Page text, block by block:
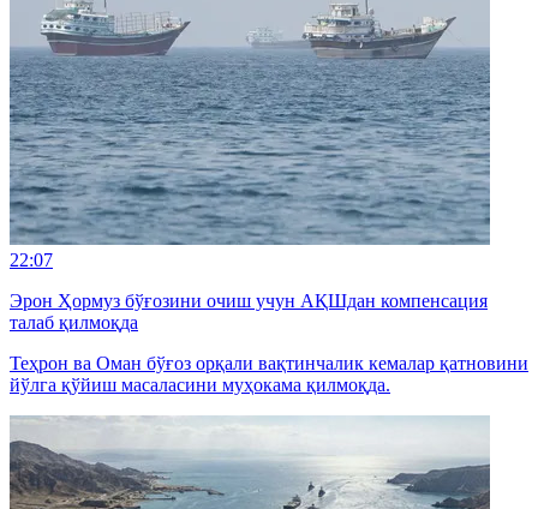
22:07
Эрон Ҳормуз бўғозини очиш учун АҚШдан компенсация
талаб қилмоқда
Теҳрон ва Оман бўғоз орқали вақтинчалик кемалар қатновини
йўлга қўйиш масаласини муҳокама қилмоқда.